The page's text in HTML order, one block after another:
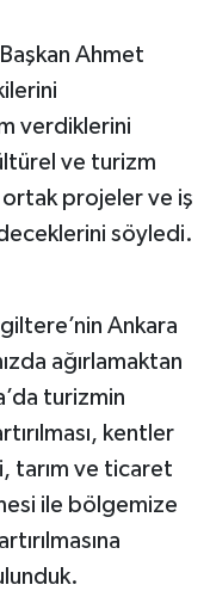
Ahmet
verdiklerini
ve turizm
ortak projeler ve iş
söyledi.
Ankara
ağırlamaktan
turizmin
kentler
tarım ve ticaret
ile bölgemize